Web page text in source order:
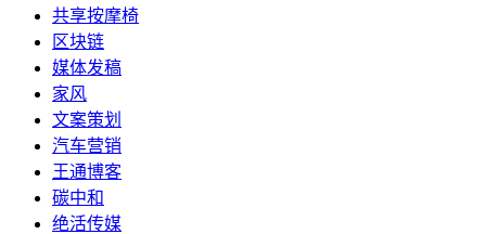
共享按摩椅
区块链
媒体发稿
家风
文案策划
汽车营销
王通博客
碳中和
绝活传媒